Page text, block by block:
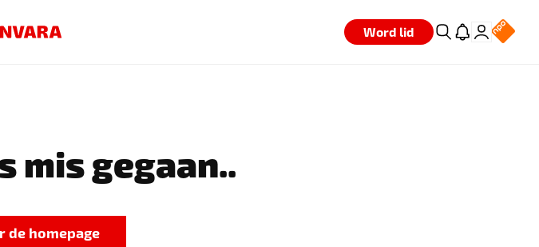
Word lid
mis gegaan..
de homepage